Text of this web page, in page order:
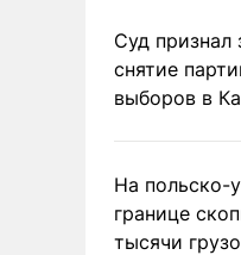
Суд признал
снятие
выборов в
На польско-
границе
тысячи